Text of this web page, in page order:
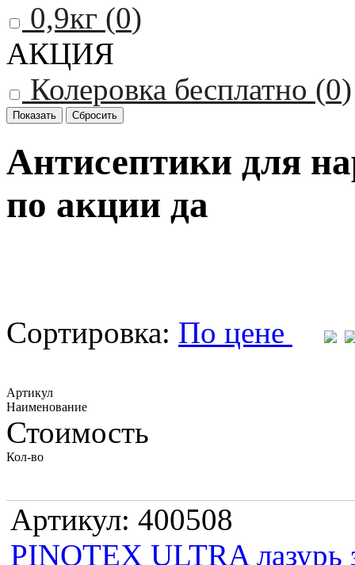
0,9кг (0)
АКЦИЯ
Колеровка бесплатно (0)
Антисептики для
по акции да
Сортировка: По цене
Артикул
Наименование
Стоимость
Кол-во
Артикул: 400508
PINOTEX ULTRA лазурь